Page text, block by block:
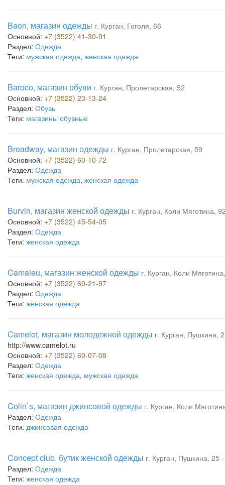
Baon, магазин одежды г. Курган, Гоголя, 66
Основной: +7 (3522) 41-30-91
Раздел: Одежда
Теги: мужская одежда, женская одежда
Baroco, магазин обуви г. Курган, Пролетарская, 52
Основной: +7 (3522) 23-13-24
Раздел: Обувь
Теги: магазины обувные
Broadway, магазин одежды г. Курган, Пролетарская, 59
Основной: +7 (3522) 60-10-72
Раздел: Одежда
Теги: мужская одежда, женская одежда
Burvin, магазин женской одежды г. Курган, Коли Мяготина,
Основной: +7 (3522) 45-54-05
Раздел: Одежда
Теги: женская одежда
Camaieu, магазин женской одежды г. Курган, Коли
Основной: +7 (3522) 60-21-97
Раздел: Одежда
Теги: женская одежда
Camelot, магазин молодежной одежды г. Курган, Пушкина,
http://www.camelot.ru
Основной: +7 (3522) 60-07-08
Раздел: Одежда
Теги: женская одежда, мужская одежда
Colin`s, магазин джинсовой одежды г. Курган, Коли
Раздел: Одежда
Теги: джинсовая одежда
Concept club, бутик женской одежды г. Курган, Пушкина, 25
Раздел: Одежда
Теги: женская одежда